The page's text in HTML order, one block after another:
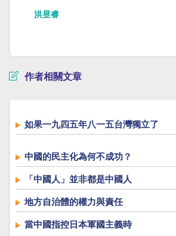
洪昱睿
作者相關文章
如果一九四五年八一五台灣獨立了
中國的民主化為何不成功？
「中國人」並非都是中國人
地方自治體的權力與責任
當中國指控日本軍國主義時